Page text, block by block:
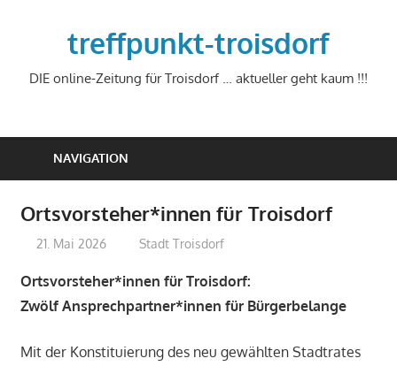
treffpunkt-troisdorf
DIE online-Zeitung für Troisdorf … aktueller geht kaum !!!
NAVIGATION
Ortsvorsteher*innen für Troisdorf
21. Mai 2026 treffpunkt
Stadt Troisdorf
Ortsvorsteher*innen für Troisdorf:
Zwölf Ansprechpartner*innen für Bürgerbelange
Mit der Konstituierung des neu gewählten Stadtrates